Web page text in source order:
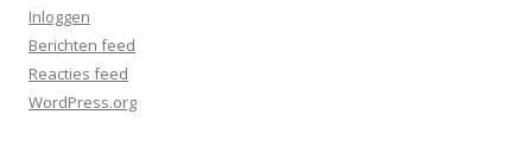
Inloggen
Berichten feed
Reacties feed
WordPress.org